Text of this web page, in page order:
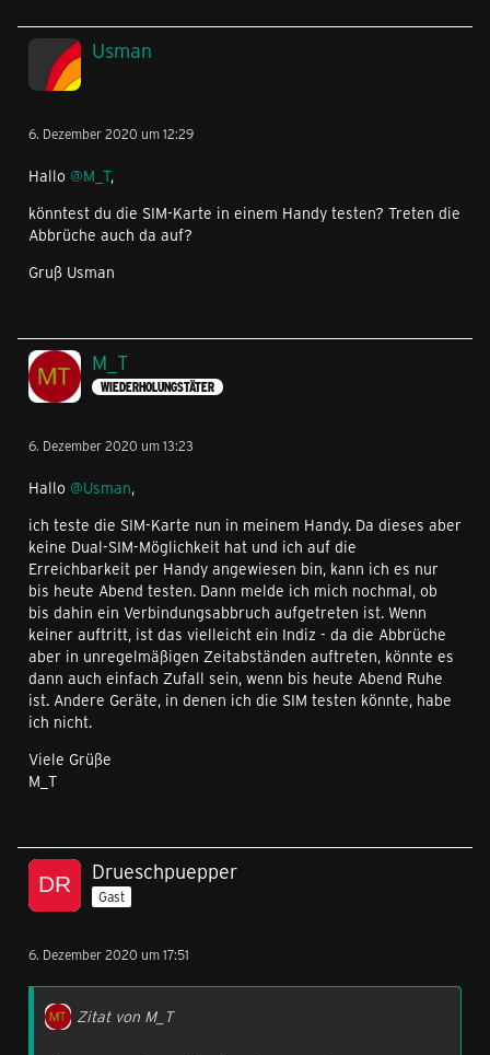
Usman
6. Dezember 2020 um 12:29
Hallo @M_T,
könntest du die SIM-Karte in einem Handy testen? Treten die
Abbrüche auch da auf?
Gruß Usman
M_T
WIEDERHOLUNGSTÄTER
6. Dezember 2020 um 13:23
Hallo @Usman,
ich teste die SIM-Karte nun in meinem Handy. Da dieses aber
keine Dual-SIM-Möglichkeit hat und ich auf die
Erreichbarkeit per Handy angewiesen bin, kann ich es nur
bis heute Abend testen. Dann melde ich mich nochmal, ob
bis dahin ein Verbindungsabbruch aufgetreten ist. Wenn
keiner auftritt, ist das vielleicht ein Indiz - da die Abbrüche
aber in unregelmäßigen Zeitabständen auftreten, könnte es
dann auch einfach Zufall sein, wenn bis heute Abend Ruhe
ist. Andere Geräte, in denen ich die SIM testen könnte, habe
ich nicht.
Viele Grüße
M_T
Drueschpuepper
Gast
6. Dezember 2020 um 17:51
Zitat von M_T